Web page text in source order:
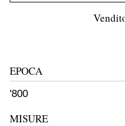
EPOCA
'800
MISURE